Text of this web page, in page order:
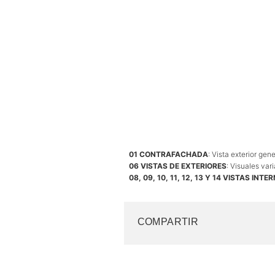
01 CONTRAFACHADA: Vista exterior
06 VISTAS DE EXTERIORES: Visuales
08, 09, 10, 11, 12, 13 Y 14 VISTAS
COMPARTIR